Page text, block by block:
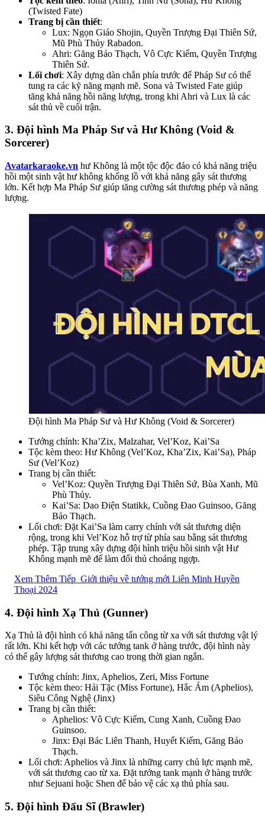
(Twisted Fate)
Trang bị cần thiết:
Lux: Ngọn Giáo Shojin, Quyền Trượng Đại Thiên Sứ,
Mũ Phù Thủy Rabadon.
Ahri: Găng Bảo Thạch, Vô Cực Kiếm, Quyền Trượng
Thiên Sứ.
Lối chơi: Xây dựng dàn chắn phía trước để Pháp Sư có thể
tung ra các kỹ năng mạnh mẽ. Sona và Twisted Fate giúp
tăng khả năng hồi năng lượng, trong khi Ahri và Lux là các
sát thủ về cuối trận.
3. Đội hình Ma Pháp Sư và Hư Không (Void &
Sorcerer)
Avatarkaraoke.vn hư Không là một tộc độc đáo có khả năng triệu
hồi một sinh vật hư không khổng lồ với khả năng gây sát thương
lớn. Kết hợp Ma Pháp Sư giúp tăng cường sát thương phép và năng
lượng.
Đội hình Ma Pháp Sư và Hư Không (Void & Sorcerer)
Tướng chính: Kha’Zix, Malzahar, Vel’Koz, Kai’Sa
Tộc kèm theo: Hư Không (Vel’Koz, Kha’Zix, Kai’Sa), Pháp
Sư (Vel’Koz)
Trang bị cần thiết:
Vel’Koz: Quyền Trượng Đại Thiên Sứ, Bùa Xanh, Mũ
Phù Thủy.
Kai’Sa: Dao Điện Statikk, Cuồng Đao Guinsoo, Găng
Bảo Thạch.
Lối chơi: Đặt Kai’Sa làm carry chính với sát thương diện
rộng, trong khi Vel’Koz hỗ trợ từ phía sau bằng sát thương
phép. Tập trung xây dựng đội hình triệu hồi sinh vật Hư
Không mạnh mẽ để làm đối thủ choáng ngợp.
Xem Thêm Tiếp Giới thiệu về tướng mới Liên Minh Huyền
Thoại 2024
4. Đội hình Xạ Thủ (Gunner)
Xạ Thủ là đội hình có khả năng tấn công từ xa với sát thương vật lý
rất lớn. Khi kết hợp với các tướng tank ở hàng trước, đội hình này
có thể gây lượng sát thương cao trong thời gian ngắn.
Tướng chính: Jinx, Aphelios, Zeri, Miss Fortune
Tộc kèm theo: Hải Tặc (Miss Fortune), Hắc Ám (Aphelios),
Siêu Công Nghệ (Jinx)
Trang bị cần thiết:
Aphelios: Vô Cực Kiếm, Cung Xanh, Cuồng Đao
Guinsoo.
Jinx: Đại Bác Liên Thanh, Huyết Kiếm, Găng Bảo
Thạch.
Lối chơi: Aphelios và Jinx là những carry chủ lực mạnh mẽ,
với sát thương cao từ xa. Đặt tướng tank mạnh ở hàng trước
như Sejuani hoặc Shen để bảo vệ các xạ thủ phía sau.
5. Đội hình Đấu Sĩ (Brawler)